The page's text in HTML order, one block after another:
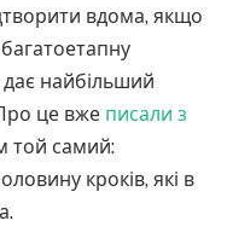
вдома, якщо
дає найбільший
це вже писали з
той самий:
кроків, які в